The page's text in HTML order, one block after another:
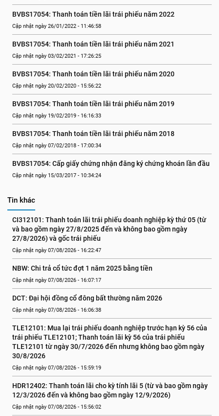
BVBS17054: Thanh toán tiền lãi trái phiếu năm 2022
Cập nhật ngày 26/01/2022 - 11:46:58
BVBS17054: Thanh toán tiền lãi trái phiếu năm 2021
Cập nhật ngày 03/02/2021 - 17:26:25
BVBS17054: Thanh toán tiền lãi trái phiếu năm 2020
Cập nhật ngày 20/02/2020 - 15:56:22
BVBS17054: Thanh toán tiền lãi trái phiếu năm 2019
Cập nhật ngày 19/02/2019 - 16:16:33
BVBS17054: Thanh toán tiền lãi trái phiếu năm 2018
Cập nhật ngày 07/02/2018 - 17:00:34
BVBS17054: Cấp giấy chứng nhận đăng ký chứng khoán lần đầu
Cập nhật ngày 15/03/2017 - 10:34:24
Tin khác
CI312101: Thanh toán lãi trái phiếu doanh nghiệp kỳ thứ 05 (từ
và bao gồm ngày 27/8/2025 đến và không bao gồm ngày
27/8/2026) và gốc trái phiếu
Cập nhật ngày 07/08/2026 - 16:22:47
NBW: Chi trả cổ tức đợt 1 năm 2025 bằng tiền
Cập nhật ngày 07/08/2026 - 16:07:17
DCT: Đại hội đồng cổ đông bất thường năm 2026
Cập nhật ngày 07/08/2026 - 16:06:38
TLE12101: Mua lại trái phiếu doanh nghiệp trước hạn kỳ 56 của
trái phiếu TLE12101; Thanh toán lãi kỳ 56 của trái phiếu
TLE12101 từ ngày 30/7/2026 đến nhưng không bao gồm ngày
30/8/2026
Cập nhật ngày 07/08/2026 - 15:59:19
HDR12402: Thanh toán lãi cho kỳ tính lãi 5 (từ và bao gồm ngày
12/3/2026 đến và không bao gồm ngày 12/9/2026)
Cập nhật ngày 07/08/2026 - 15:56:02